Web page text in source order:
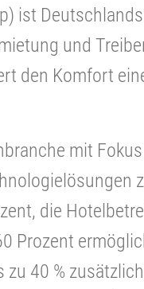
ist
und
den Komfort
mit
die
Prozent
40 %